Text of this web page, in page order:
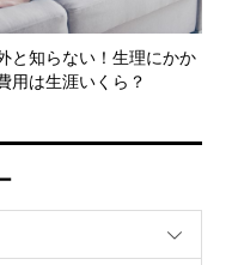
と知らない！生理にかか
用は生涯いくら？